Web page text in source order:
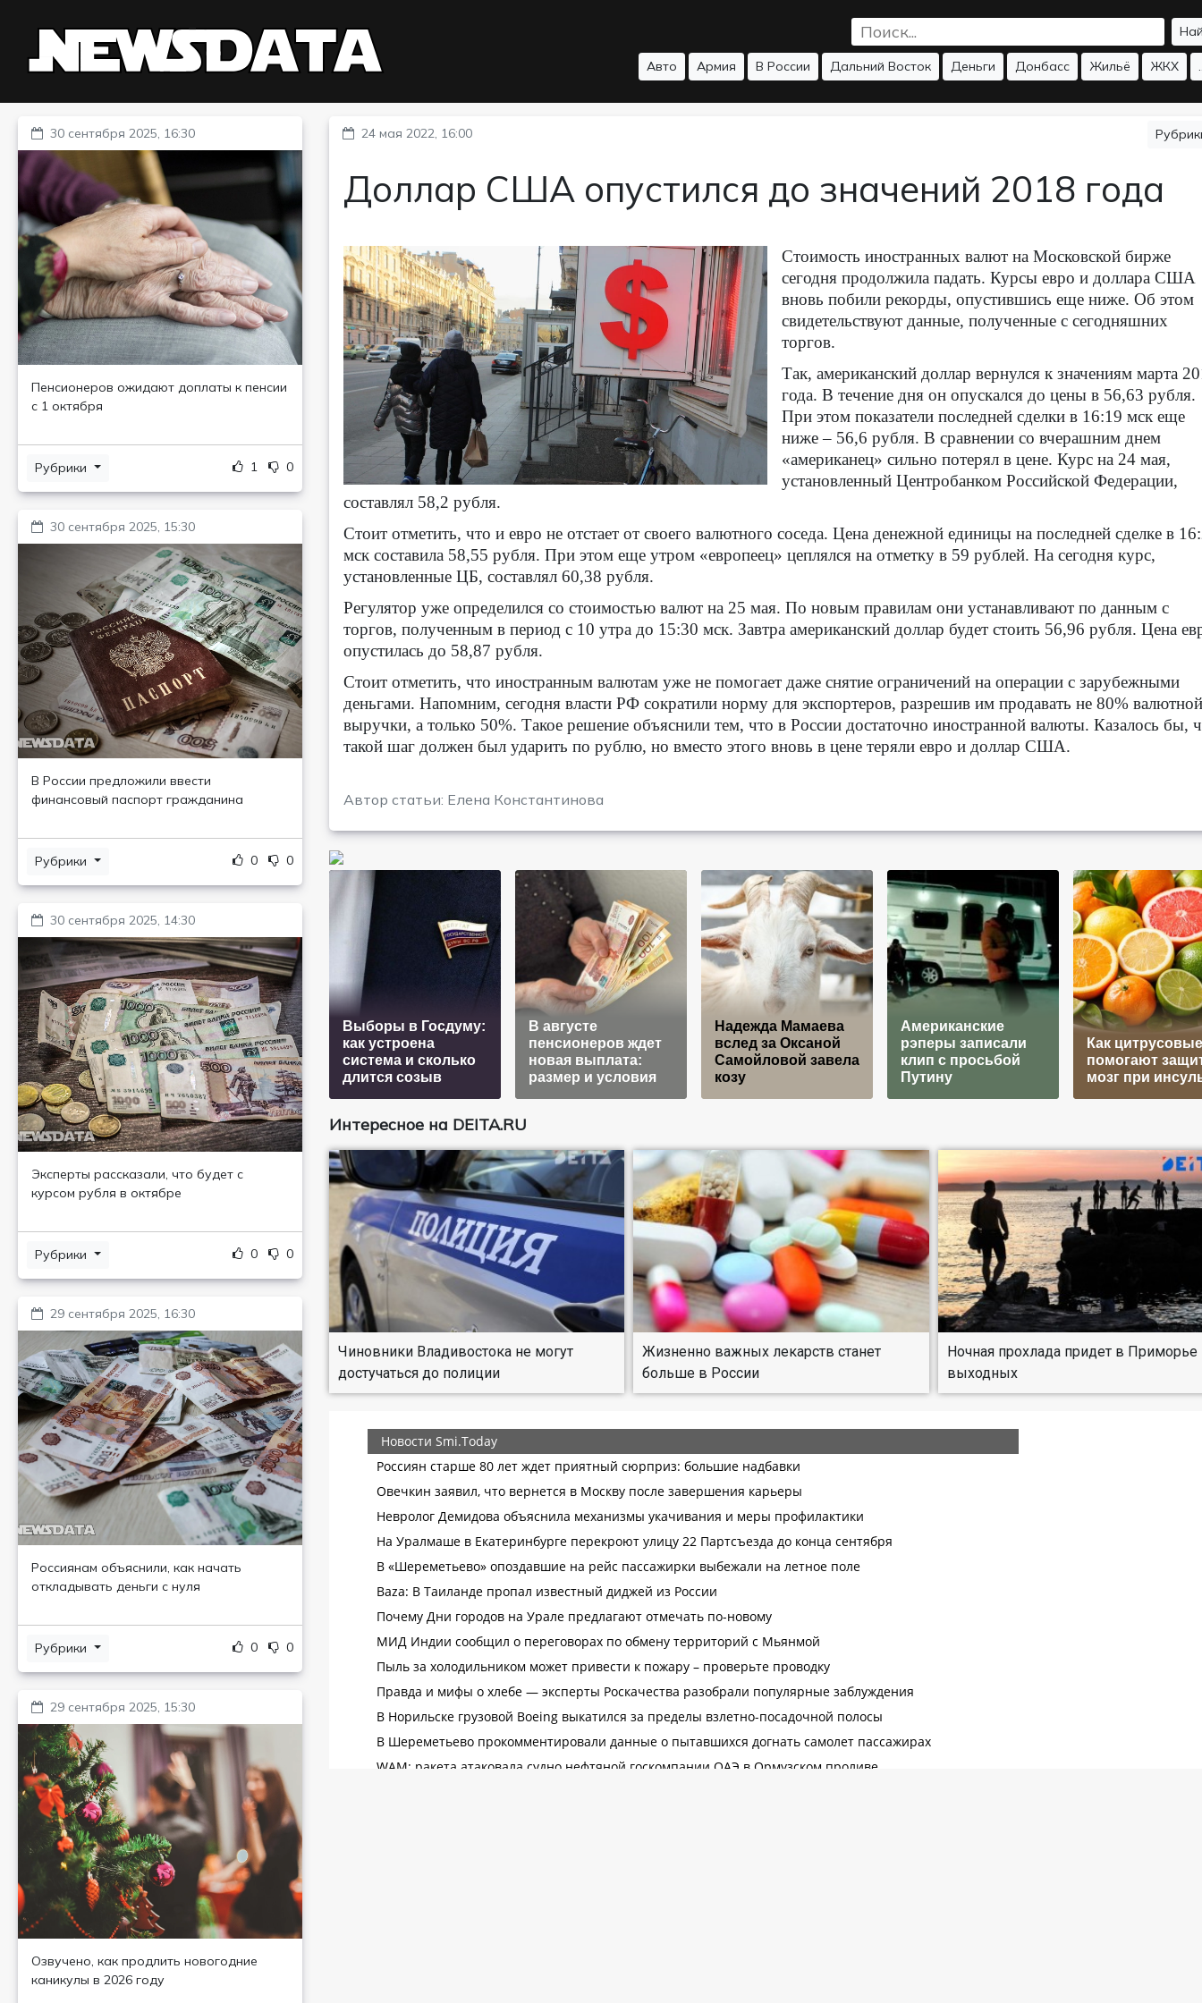
Авто Армия В России Дальний Восток Деньги Донбасс Жильё ЖКХ
30 сентября 2025, 16:30
Пенсионеров ожидают доплаты к пенсии
с 1 октября
Рубрики 1 0
30 сентября 2025, 15:30
В России предложили ввести
финансовый паспорт гражданина
Рубрики 0 0
30 сентября 2025, 14:30
Эксперты рассказали, что будет с
курсом рубля в октябре
Рубрики 0 0
29 сентября 2025, 16:30
Россиянам объяснили, как начать
откладывать деньги с нуля
Рубрики 0 0
29 сентября 2025, 15:30
Озвучено, как продлить новогодние
каникулы в 2026 году
24 мая 2022, 16:00
Доллар США опустился до значений 2018 года
Стоимость иностранных валют на Московской бирже
сегодня продолжила падать. Курсы евро и доллара США
вновь побили рекорды, опустившись еще ниже. Об этом
свидетельствуют данные, полученные с сегодняшних
торгов.
Так, американский доллар вернулся к значениям марта
года. В течение дня он опускался до цены в 56,63 рубля.
При этом показатели последней сделки в 16:19 мск еще
ниже – 56,6 рубля. В сравнении со вчерашним днем
«американец» сильно потерял в цене. Курс на 24 мая,
установленный Центробанком Российской Федерации,
составлял 58,2 рубля.
Стоит отметить, что и евро не отстает от своего валютного соседа. Цена денежной единицы на последней сделке в
мск составила 58,55 рубля. При этом еще утром «европеец» цеплялся на отметку в 59 рублей. На сегодня курс,
установленные ЦБ, составлял 60,38 рубля.
Регулятор уже определился со стоимостью валют на 25 мая. По новым правилам они устанавливают по данным с
торгов, полученным в период с 10 утра до 15:30 мск. Завтра американский доллар будет стоить 56,96 рубля. Цена
опустилась до 58,87 рубля.
Стоит отметить, что иностранным валютам уже не помогает даже снятие ограничений на операции с зарубежными
деньгами. Напомним, сегодня власти РФ сократили норму для экспортеров, разрешив им продавать не 80% валютной
выручки, а только 50%. Такое решение объяснили тем, что в России достаточно иностранной валюты. Казалось бы,
такой шаг должен был ударить по рублю, но вместо этого вновь в цене теряли евро и доллар США.
Автор статьи: Елена Константинова
Выборы в Госдуму:
как устроена
система и сколько
длится созыв
В августе
пенсионеров ждет
новая выплата:
размер и условия
Надежда Мамаева
вслед за Оксаной
Самойловой завела
козу
Американские
рэперы записали
клип с просьбой
Путину
Как цитрусовые
помогают
мозг при
Интересное на DEITA.RU
Чиновники Владивостока не могут
достучаться до полиции
Жизненно важных лекарств станет
больше в России
Ночная прохлада придет в Приморье
выходных